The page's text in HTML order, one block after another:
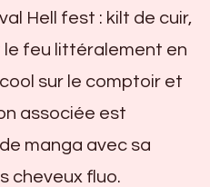
Hell fest : kilt de cuir,
le feu littéralement en
sur le comptoir et
associée est
manga avec sa
cheveux fluo.